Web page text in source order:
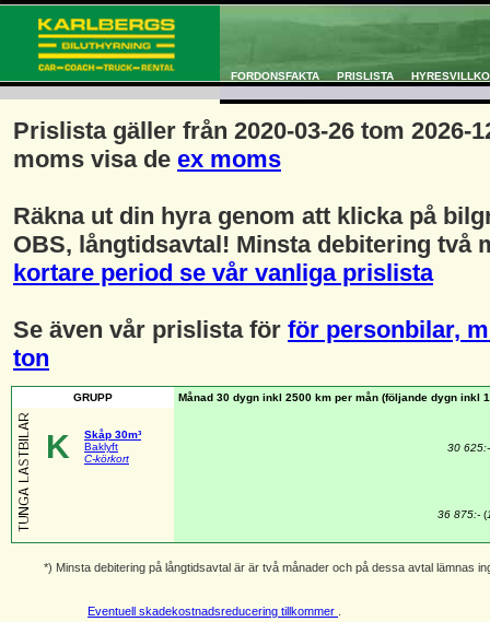
FORDONSFAKTA PRISLISTA
Prislista gäller från 2020-03-26 tom 2026-
moms visa de ex moms
Räkna ut din hyra genom att klicka på
OBS, långtidsavtal! Minsta debitering två
kortare period se vår vanliga prislista
Se även vår prislista för för personbilar,
ton
GRUPP Månad 30 dygn inkl 2500 km per mån (följande dygn inkl
K
Skåp 30m³
Baklyft
C-körkort
30 625:-
36 875:- (
*) Minsta debitering på långtidsavtal är är två månader och på dessa avtal lämnas
Eventuell skadekostnadsreducering tillkommer